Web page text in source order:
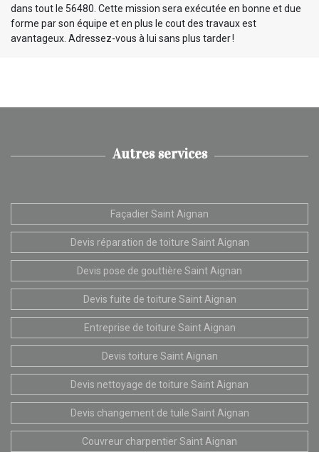
dans tout le 56480. Cette mission sera exécutée en bonne et due
forme par son équipe et en plus le cout des travaux est
avantageux. Adressez-vous à lui sans plus tarder !
Autres services
Façadier Saint Aignan
Devis réparation de toiture Saint Aignan
Devis pose de gouttière Saint Aignan
Devis fuite de toiture Saint Aignan
Entreprise de toiture Saint Aignan
Devis toiture Saint Aignan
Devis nettoyage de toiture Saint Aignan
Devis changement de tuile Saint Aignan
Couvreur charpentier Saint Aignan